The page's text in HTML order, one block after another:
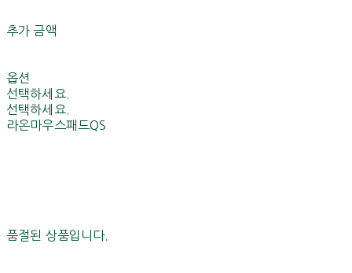
추가 금액
옵션
선택하세요.
선택하세요.
라온마우스패드QS
품절된 상품입니다.